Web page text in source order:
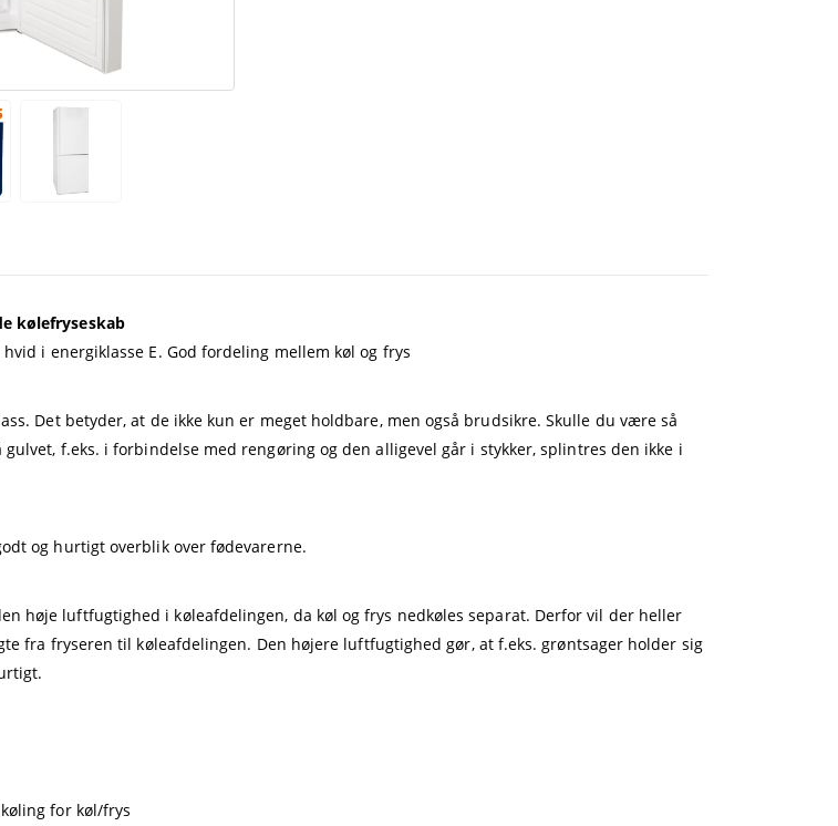
kølefryseskab
i energiklasse E. God fordeling mellem køl og frys
Det betyder, at de ikke kun er meget holdbare, men også brudsikre. Skulle du være så
f.eks. i forbindelse med rengøring og den alligevel går i stykker, splintres den ikke i
og hurtigt overblik over fødevarerne.
høje luftfugtighed i køleafdelingen, da køl og frys nedkøles separat. Derfor vil der heller
fra fryseren til køleafdelingen. Den højere luftfugtighed gør, at f.eks. grøntsager holder sig
for køl/frys